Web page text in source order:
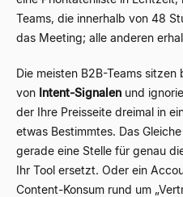
Teams, die innerhalb von 48
das Meeting; alle anderen
Die meisten B2B-Teams
von Intent-Signalen und
der Ihre Preisseite dreimal in
etwas Bestimmtes. Das
gerade eine Stelle für genau
Ihr Tool ersetzt. Oder ein
Content-Konsum rund um